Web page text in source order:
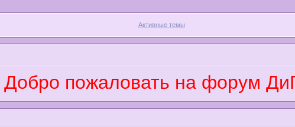
Активные темы
Добро пожаловать на форум